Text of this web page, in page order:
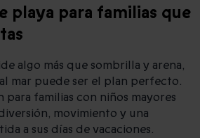
playa para familias que
algo más que sombrilla y arena,
mar puede ser el plan perfecto.
para familias con niños mayores
movimiento y una
a sus días de vacaciones.